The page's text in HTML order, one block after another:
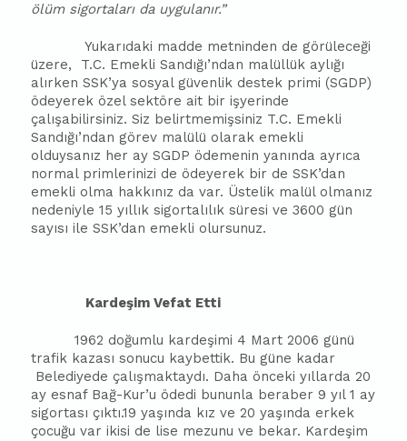
ölüm sigortaları da uygulanır.”
Yukarıdaki madde metninden de görüleceği
üzere,
T.C. Emekli Sandığı’ndan malüllük aylığı
alırken SSK’ya sosyal güvenlik destek primi (SGDP)
ödeyerek özel sektöre ait bir işyerinde
çalışabilirsiniz. Siz belirtmemişsiniz T.C. Emekli
Sandığı’ndan görev malülü olarak emekli
olduysanız her ay SGDP ödemenin yanında ayrıca
normal primlerinizi de ödeyerek bir de SSK’dan
emekli olma hakkınız da var. Üstelik malül olmanız
nedeniyle 15 yıllık sigortalılık süresi ve 3600 gün
sayısı ile SSK’dan emekli olursunuz.
Kardeşim Vefat Etti
1962 doğumlu kardeşimi 4 Mart 2006 günü
trafik kazası sonucu kaybettik. Bu güne kadar
Belediyede çalışmaktaydı. Daha önceki yıllarda 20
ay esnaf Bağ-Kur’u ödedi bununla beraber 9 yıl 1 ay
sigortası çıktı.19 yaşında kız ve 20 yaşında erkek
çocuğu var ikisi de lise mezunu ve bekar. Kardeşim